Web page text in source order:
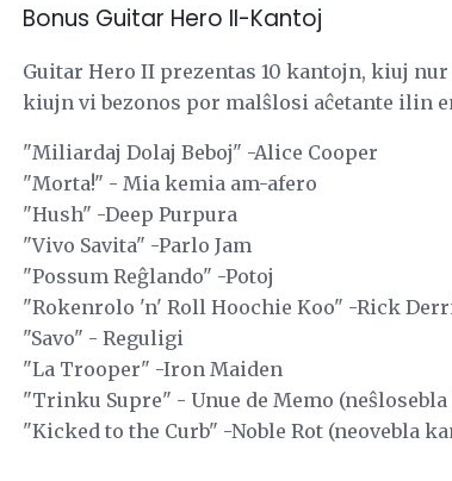
Bonus Guitar Hero II-Kantoj
Guitar Hero II prezentas 10 kantojn, kiuj
kiujn vi bezonos por malŝlosi aĉetante ilin
"Miliardaj Dolaj Beboj" -Alice Cooper
"Morta!" - Mia kemia am-afero
"Hush" -Deep Purpura
"Vivo Savita" -Parlo Jam
"Possum Reĝlando" -Potoj
"Rokenrolo 'n' Roll Hoochie Koo" -Rick
"Savo" - Reguligi
"La Trooper" -Iron Maiden
"Trinku Supre" - Unue de Memo (neŝlosebla
"Kicked to the Curb" -Noble Rot (neovebla